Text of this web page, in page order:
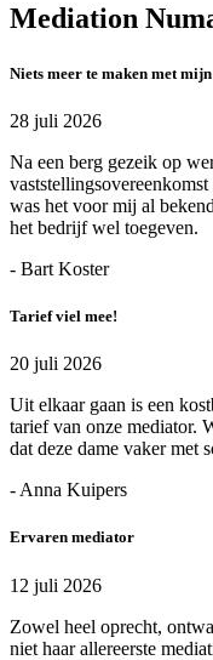
Mediation
Niets meer te maken met
28 juli 2026
Na een berg gezeik op
was het voor mij al
het bedrijf wel toegeven.
- Bart Koster
Tarief viel mee!
20 juli 2026
Uit elkaar gaan is een
tarief van onze mediator.
dat deze dame vaker met
- Anna Kuipers
Ervaren mediator
12 juli 2026
Zowel heel oprecht,
niet haar allereerste